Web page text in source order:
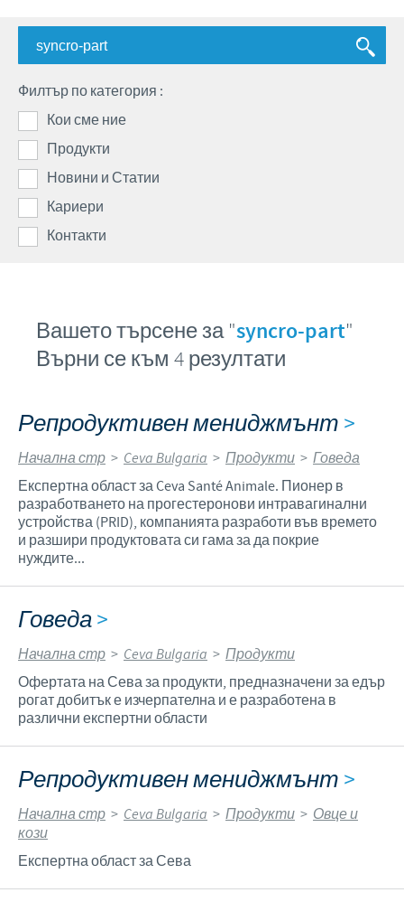
Научноизследователска и развойна дейност
Производство
Глобално присъствие
Овце и кози
Птици
КАРИЕРИ
Работа в Сева България
КОНТАКТИ
Контакт с нас
Партньори
ПРОМОЦИИ
ФАРМАКОБДИТЕЛНОСТ
Филтър по категория :
Кои сме ние
Продукти
Новини и Статии
Кариери
Контакти
Вашето търсене за "syncro-part"
Върни се към 4 резултати
Репродуктивен мениджмънт >
Начална стр > Ceva Bulgaria > Продукти > Говеда
Експертна област за Ceva Santé Animale. Пионер в
разработването на прогестеронови интравагинални
устройства (PRID), компанията разработи във времето
и разшири продуктовата си гама за да покрие
нуждите...
Говеда>
Начална стр > Ceva Bulgaria > Продукти
Офертата на Сева за продукти, предназначени за едър
рогат добитък е изчерпателна и е разработена в
различни експертни области
Репродуктивен мениджмънт >
Начална стр > Ceva Bulgaria > Продукти > Овце и
кози
Експертна област за Сева